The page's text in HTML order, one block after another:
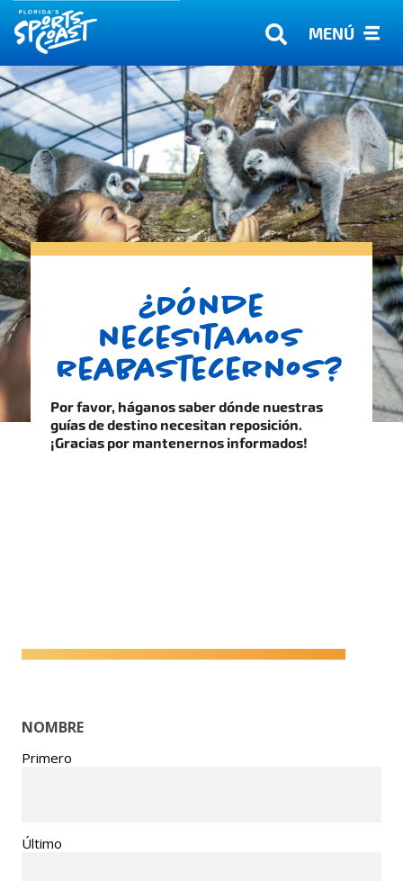
MENÚ
¿Dónde
necesitamos
reabastecernos?
Por favor, háganos saber dónde nuestras
guías de destino necesitan reposición.
¡Gracias por mantenernos informados!
NOMBRE
Primero
Último